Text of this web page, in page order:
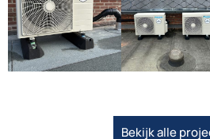
Bekijk alle